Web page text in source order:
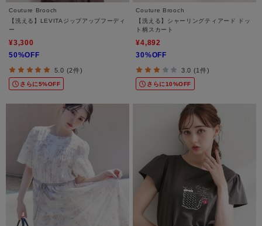
Couture Brooch
【洗える】LEVITAジップアップフーディ
ー
¥3,300
50%OFF
5.0 (2件)
さらに5%OFF
Couture Brooch
【洗える】シャーリングティアード ドッ
ト柄スカート
¥4,892
30%OFF
3.0 (1件)
さらに10%OFF